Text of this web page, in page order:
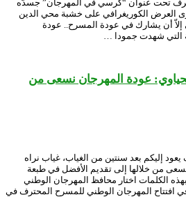
تحت عنوان “كرسي في المهرجان” جسدّه
العرض الكوريغرافي على خشبة محي الدين
أن يشارك في عودة المسرح.. عودة
التي شهدت جمودا …
عودة المهرجان نسعى من
إليكم بعد سنتين من الغياب، غياب نراه
من خلالها إلى تقديم الأفضل في طبعة
الكلمات اختار محافظ المهرجان الوطني
افتتاح المهرجان الوطني للمسرح المحترف في